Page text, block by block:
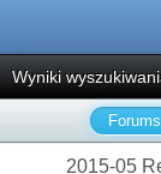
Wyniki
Forums
2015-05